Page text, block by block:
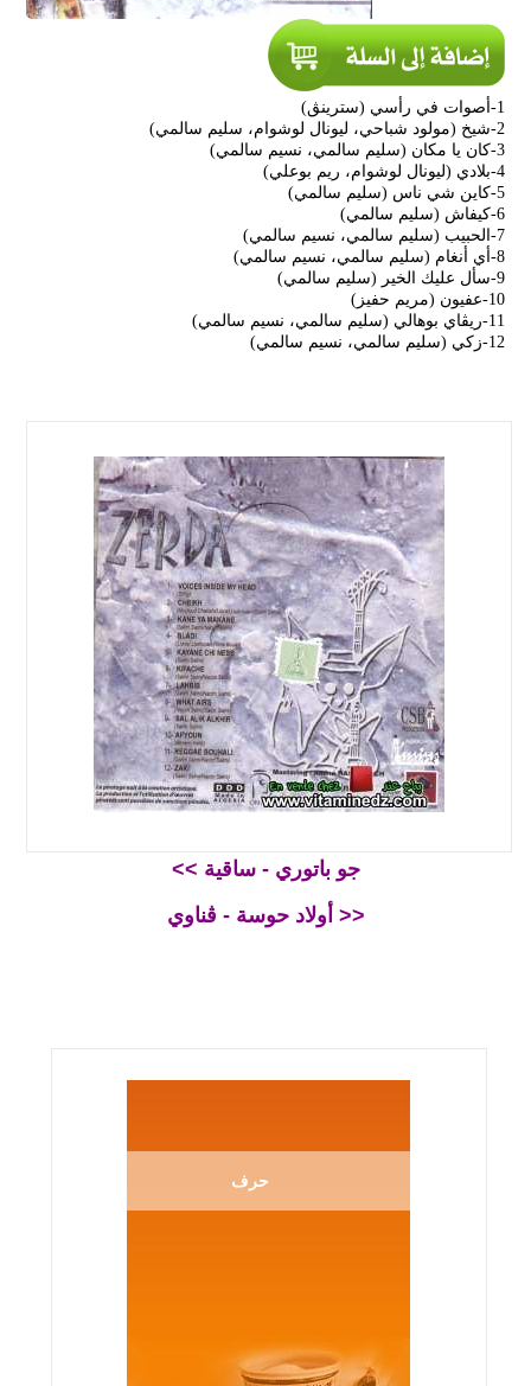
1-أصوات في رأسي (سترينڨ)
2-شيخ (مولود شباحي، ليونال لوشوام، سليم سالمي)
3-كان يا مكان (سليم سالمي، نسيم سالمي)
4-بلادي (ليونال لوشوام، ريم بوعلي)
5-كاين شي ناس (سليم سالمي)
6-كيفاش (سليم سالمي)
7-الحبيب (سليم سالمي، نسيم سالمي)
8-أي أنغام (سليم سالمي، نسيم سالمي)
9-سأل عليك الخير (سليم سالمي)
10-عفيون (مريم حفيز)
11-ريڨاي بوهالي (سليم سالمي، نسيم سالمي)
12-زكي (سليم سالمي، نسيم سالمي)
<< جو باتوري - ساقية
أولاد حوسة - ڨناوي >>
حرف